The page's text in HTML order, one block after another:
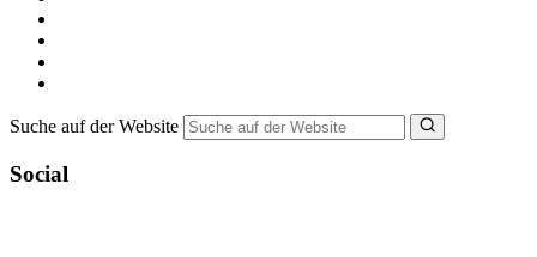
Suche auf der Website
Social